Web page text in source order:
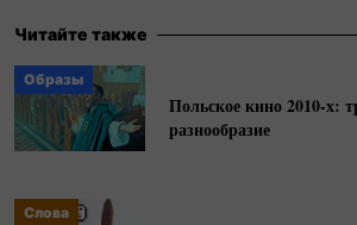
Полнометражный дебют
Международном
восточноевропейских
(Германия) и диплом «За
Читайте также
Образы
Польское кино2010-х:
разнообразие
Слова